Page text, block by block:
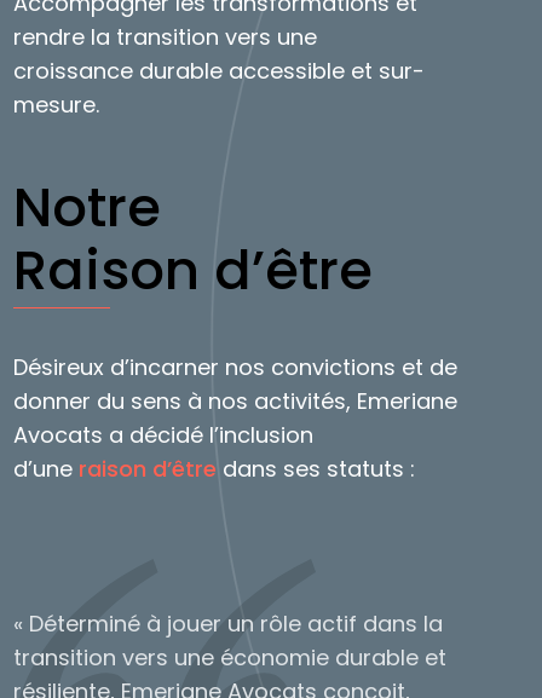
rendre la transition vers une
croissance durable accessible et sur-
mesure.
Notre
Raison d’être
Désireux d’incarner nos convictions et de
donner du sens à nos activités, Emeriane
Avocats a décidé l’inclusion
d’une raison d’être dans ses statuts :
« Déterminé à jouer un rôle actif dans la
transition vers une économie durable et
résiliente, Emeriane Avocats conçoit,